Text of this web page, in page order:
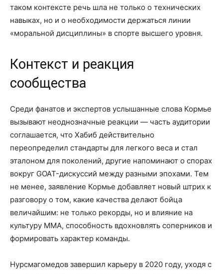
таком контексте речь шла не только о технических
навыках, но и о необходимости держаться линии
«моральной дисциплины» в спорте высшего уровня.
Контекст и реакция
сообщества
Среди фанатов и экспертов услышанные слова Кормье
вызывают неоднозначные реакции — часть аудитории
соглашается, что Хабиб действительно
переопределил стандарты для легкого веса и стал
эталоном для поколений, другие напоминают о спорах
вокруг GOAT-дискуссий между разными эпохами. Тем
не менее, заявление Кормье добавляет новый штрих к
разговору о том, какие качества делают бойца
величайшим: не только рекорды, но и влияние на
культуру ММА, способность вдохновлять соперников и
формировать характер команды.
Нурсмагомедов завершил карьеру в 2020 году, уходя с